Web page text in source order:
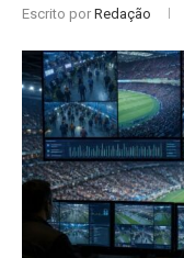
Escrito por Redação